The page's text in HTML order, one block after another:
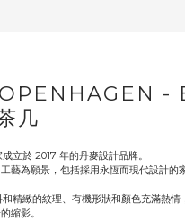
-
几
立於 2017 年的丹麥設計品牌。
藝為願景，包括採用永恆而現代設計的
精緻的紋理、有機形狀和顏色充滿熱情
縮影。